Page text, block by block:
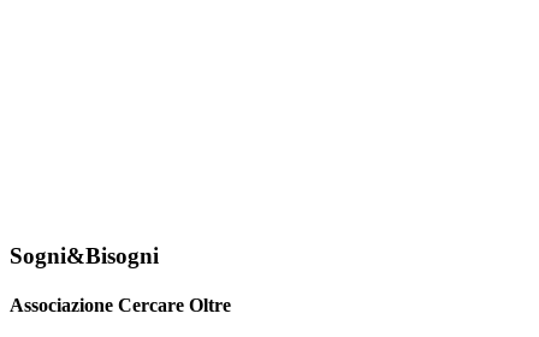
Sogni&Bisogni
Associazione Cercare Oltre